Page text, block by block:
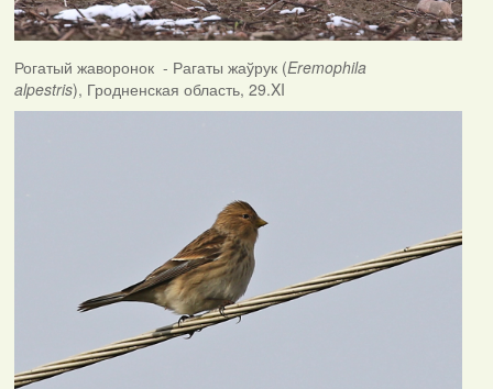
Рогатый жаворонок - Рагаты жаўрук (Eremophila
alpestris), Гродненская область, 29.XI